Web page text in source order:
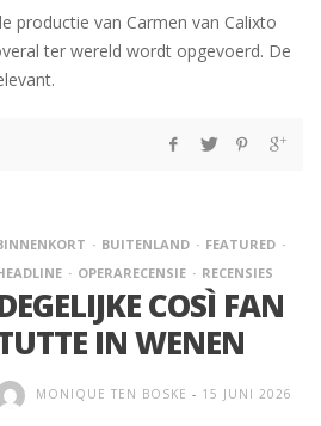
productie van Carmen van Calixto
ter wereld wordt opgevoerd. De
BUITENLAND
FEATURED
OPERARECENSIE RECENSIES
COSÌ FAN
IN WENEN
MONIQUE TEN BOSKE - 15 JUNI 2026